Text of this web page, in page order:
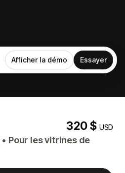
Afficher la démo Essayer
320 $USD
• Pour les vitrines de